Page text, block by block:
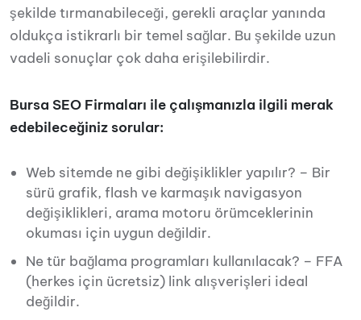
şekilde tırmanabileceği, gerekli araçlar yanında
oldukça istikrarlı bir temel sağlar. Bu şekilde uzun
vadeli sonuçlar çok daha erişilebilirdir.
Bursa SEO Firmaları ile çalışmanızla ilgili merak
edebileceğiniz sorular:
Web sitemde ne gibi değişiklikler yapılır? – Bir
sürü grafik, flash ve karmaşık navigasyon
değişiklikleri, arama motoru örümceklerinin
okuması için uygun değildir.
Ne tür bağlama programları kullanılacak? – FFA
(herkes için ücretsiz) link alışverişleri ideal
değildir.